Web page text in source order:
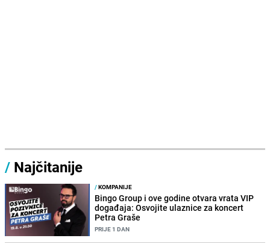
/ Najčitanije
/KOMPANIJE
Bingo Group i ove godine otvara vrata VIP
događaja: Osvojite ulaznice za koncert
Petra Graše
PRIJE 1 DAN